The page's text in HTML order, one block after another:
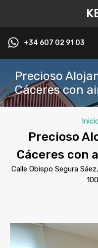
+34 607 02 91 03
Precioso
Cáceres con
Precioso
Cáceres con
Calle Obispo Segura